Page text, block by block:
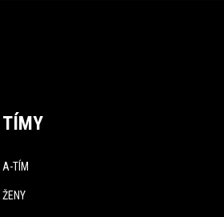
TÍMY
A-TÍM
ŽENY